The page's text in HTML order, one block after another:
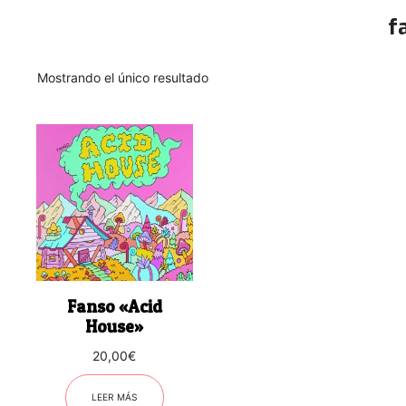
Mostrando el único resultado
Fanso «Acid
House»
20,00€
LEER MÁS